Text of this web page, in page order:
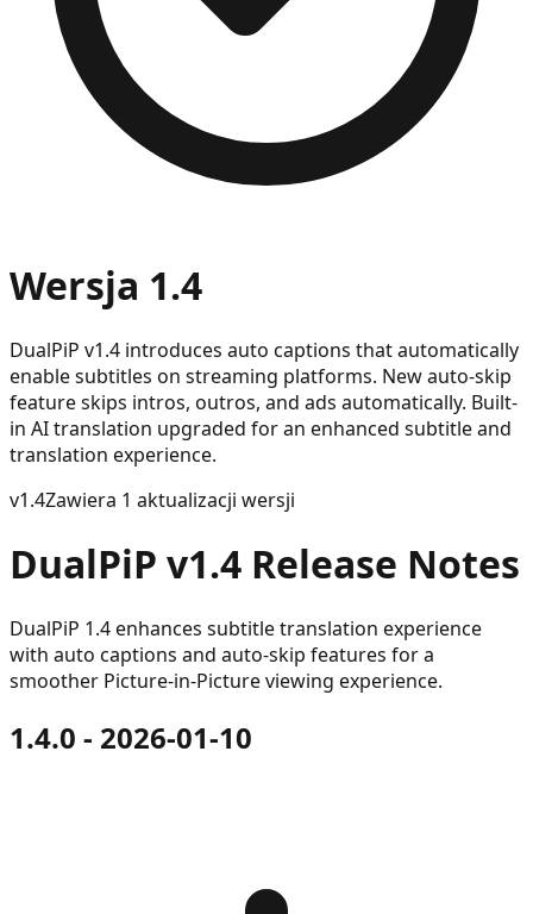
Wersja 1.4
DualPiP v1.4 introduces auto captions that automatically
enable subtitles on streaming platforms. New auto-skip
feature skips intros, outros, and ads automatically. Built-
in AI translation upgraded for an enhanced subtitle and
translation experience.
v1.4Zawiera 1 aktualizacji wersji
DualPiP v1.4 Release Notes
DualPiP 1.4 enhances subtitle translation experience
with auto captions and auto-skip features for a
smoother Picture-in-Picture viewing experience.
1.4.0 - 2026-01-10